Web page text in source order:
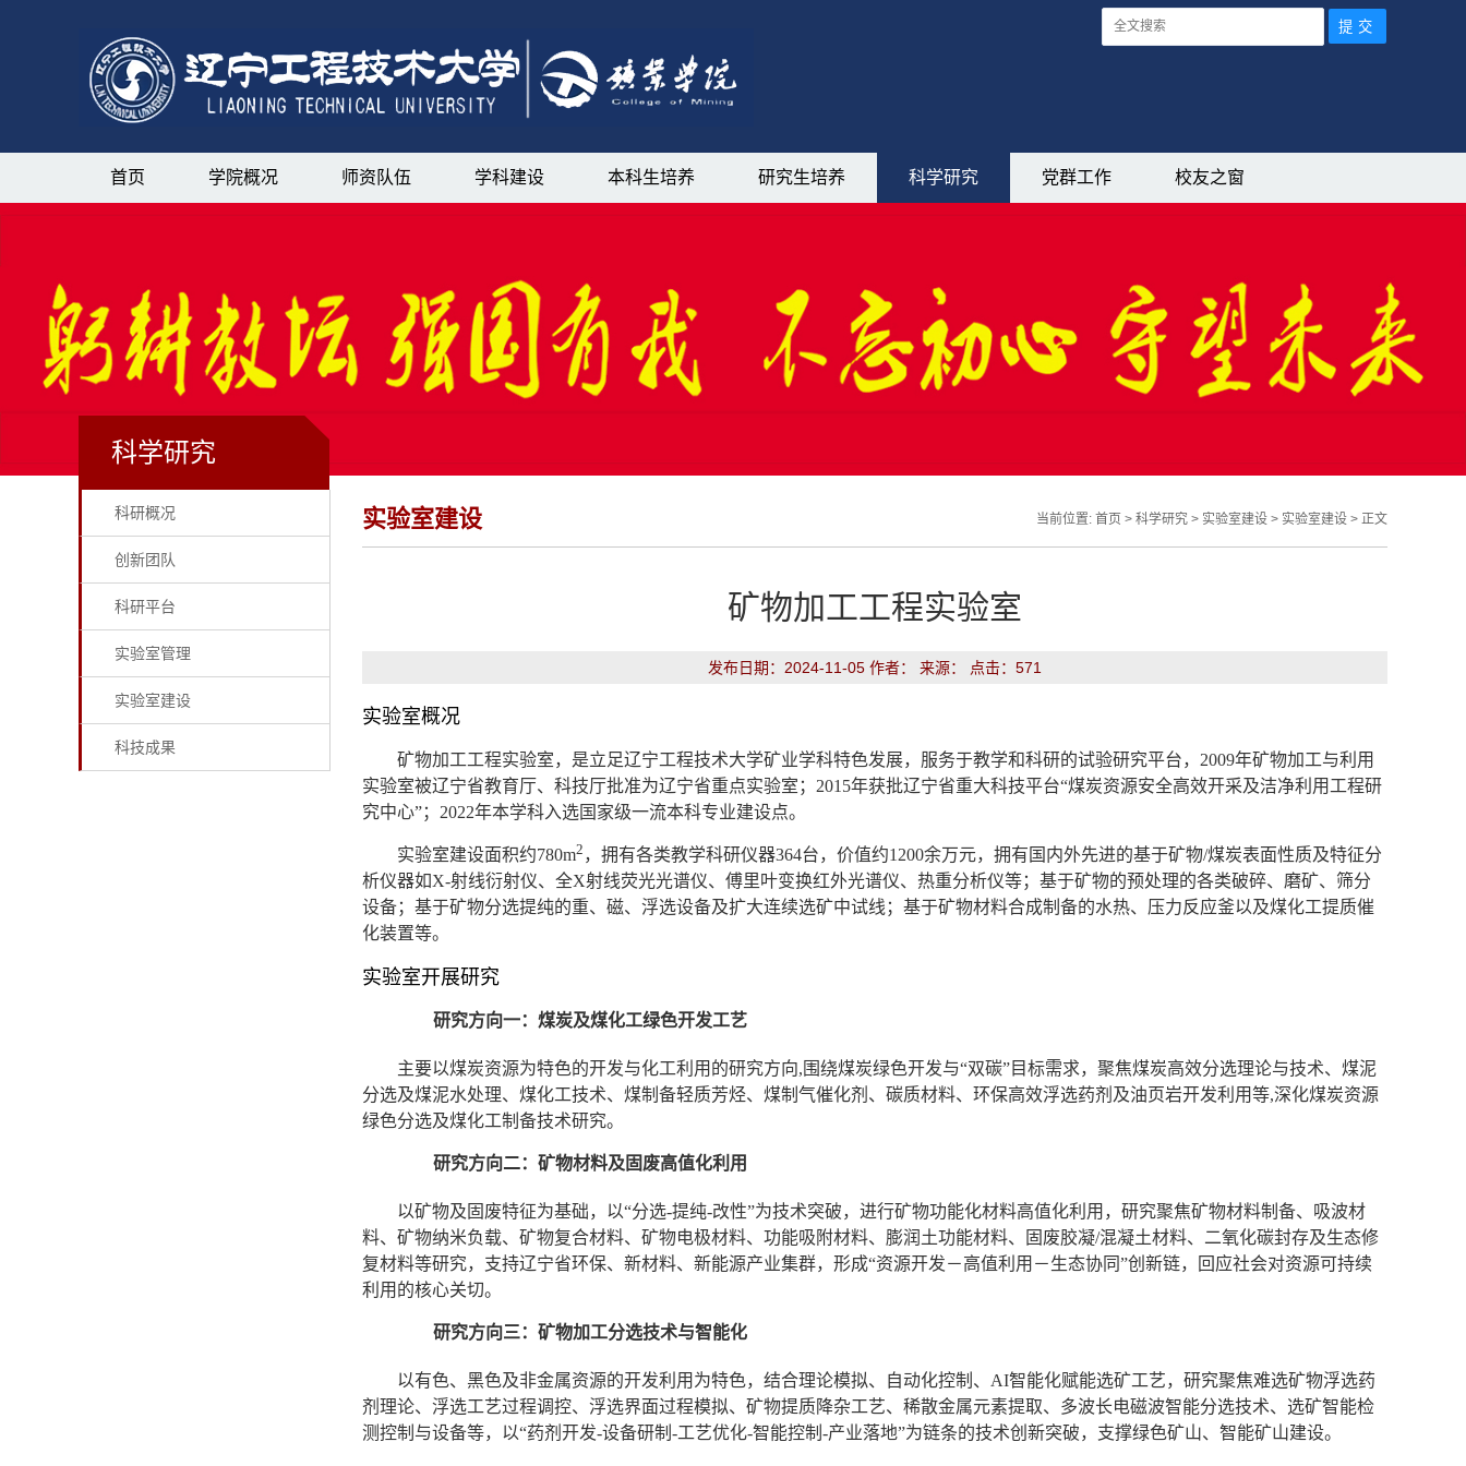
首页 学院概况 师资队伍 学科建设 本科生培养 研究生培养 科学研究 党群工作 校友之窗
科学研究
科研概况
创新团队
科研平台
实验室管理
实验室建设
科技成果
实验室建设 当前位置: 首页 > 科学研究 > 实验室建设 > 实验室建设 > 正文
矿物加工工程实验室
发布日期：2024-11-05 作者： 来源： 点击： 571
实验室概况
矿物加工工程实验室，是立足辽宁工程技术大学矿业学科特色发展，服务于教学和科研的试验研究平台，2009年矿物加工与利用
实验室被辽宁省教育厅、科技厅批准为辽宁省重点实验室；2015年获批辽宁省重大科技平台“煤炭资源安全高效开采及洁净利用工程研
究中心”；2022年本学科入选国家级一流本科专业建设点。
实验室建设面积约780m2 ，拥有各类教学科研仪器364台，价值约1200余万元，拥有国内外先进的基于矿物/煤炭表面性质及特征分
析仪器如X-射线衍射仪、全X射线荧光光谱仪、傅里叶变换红外光谱仪、热重分析仪等；基于矿物的预处理的各类破碎、磨矿、筛分
设备；基于矿物分选提纯的重、磁、浮选设备及扩大连续选矿中试线；基于矿物材料合成制备的水热、压力反应釜以及煤化工提质催
化装置等。
实验室开展研究
研究方向一：煤炭及煤化工绿色开发工艺
主要以煤炭资源为特色的开发与化工利用的研究方向,围绕煤炭绿色开发与“双碳”目标需求，聚焦煤炭高效分选理论与技术、煤泥
分选及煤泥水处理、煤化工技术、煤制备轻质芳烃、煤制气催化剂、碳质材料、环保高效浮选药剂及油页岩开发利用等,深化煤炭资源
绿色分选及煤化工制备技术研究。
研究方向二：矿物材料及固废高值化利用
以矿物及固废特征为基础，以“分选-提纯-改性”为技术突破，进行矿物功能化材料高值化利用，研究聚焦矿物材料制备、吸波材
料、矿物纳米负载、矿物复合材料、矿物电极材料、功能吸附材料、膨润土功能材料、固废胶凝/混凝土材料、二氧化碳封存及生态修
复材料等研究，支持辽宁省环保、新材料、新能源产业集群，形成“资源开发－高值利用－生态协同”创新链，回应社会对资源可持续
利用的核心关切。
研究方向三：矿物加工分选技术与智能化
以有色、黑色及非金属资源的开发利用为特色，结合理论模拟、自动化控制、AI智能化赋能选矿工艺，研究聚焦难选矿物浮选药
剂理论、浮选工艺过程调控、浮选界面过程模拟、矿物提质降杂工艺、稀散金属元素提取、多波长电磁波智能分选技术、选矿智能检
测控制与设备等，以“药剂开发-设备研制-工艺优化-智能控制-产业落地”为链条的技术创新突破，支撑绿色矿山、智能矿山建设。